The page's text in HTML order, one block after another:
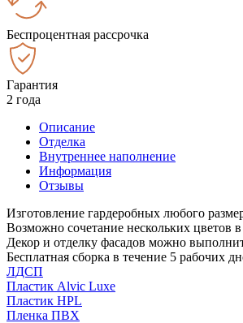
Беспроцентная рассрочка
Гарантия
2 года
Описание
Отделка
Внутреннее наполнение
Информация
Отзывы
Изготовление гардеробных любого
Возможно сочетание нескольких цветов
Декор и отделку фасадов можно
Бесплатная сборка в течение 5 рабочих
ЛДСП
Пластик Alvic Luxe
Пластик HPL
Пленка ПВХ